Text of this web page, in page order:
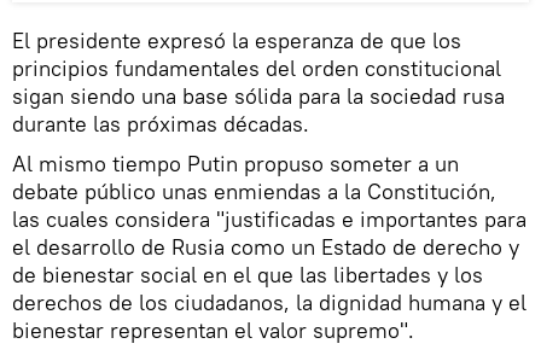
El presidente expresó la esperanza de que los
principios fundamentales del orden constitucional
sigan siendo una base sólida para la sociedad rusa
durante las próximas décadas.
Al mismo tiempo Putin propuso someter a un
debate público unas enmiendas a la Constitución,
las cuales considera "justificadas e importantes para
el desarrollo de Rusia como un Estado de derecho y
de bienestar social en el que las libertades y los
derechos de los ciudadanos, la dignidad humana y el
bienestar representan el valor supremo".